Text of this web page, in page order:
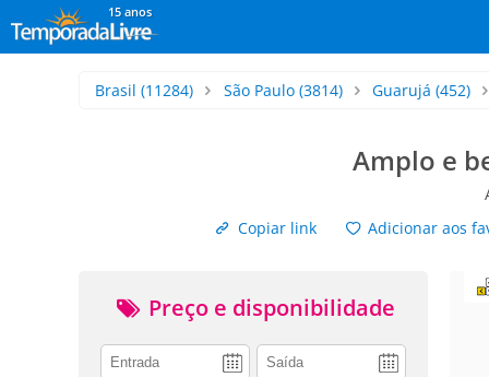
15 anos
Brasil (11284) São Paulo(3814) Guarujá (452)
Amplo e
Copiar link
Adicionar aos
Preço e disponibilidade